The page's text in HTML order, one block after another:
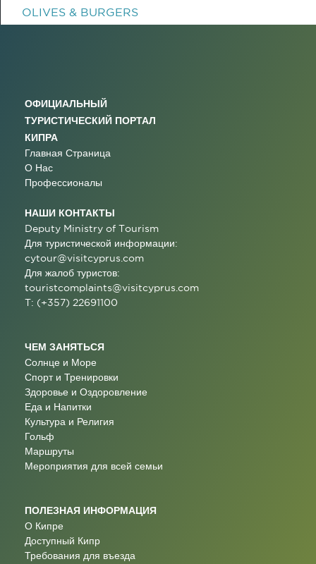
OLIVES & BURGERS
ОФИЦИАЛЬНЫЙ
ТУРИСТИЧЕСКИЙ ПОРТАЛ
КИПРА
Главная Страница
О Нас
Профессионалы
НАШИ КОНТАКТЫ
Deputy Ministry of Tourism
Для туристической информации:
cytour@visitcyprus.com
Для жалоб туристов:
touristcomplaints@visitcyprus.com
T: (+357) 22691100
ЧЕМ ЗАНЯТЬСЯ
Солнце и Море
Спорт и Тренировки
Здоровье и Оздоровление
Еда и Напитки
Культура и Религия
Гольф
Маршруты
Мероприятия для всей семьи
ПОЛЕЗНАЯ ИНФОРМАЦИЯ
О Кипре
Доступный Кипр
Требования для въезда